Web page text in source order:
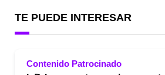
TE PUEDE INTERESAR
Contenido Patrocinado